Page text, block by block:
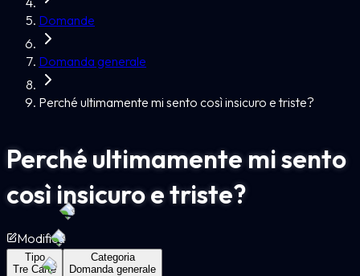
Domande
Domanda generale
Perché ultimamente mi sento così insicuro e triste?
Perché ultimamente mi sento
così insicuro e triste?
Modifica
Tipo
Tre Carte
Categoria
Domanda generale